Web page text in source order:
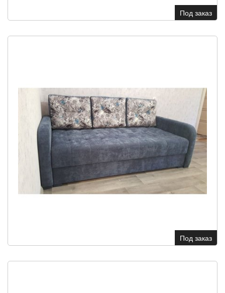
Под заказ
Под заказ